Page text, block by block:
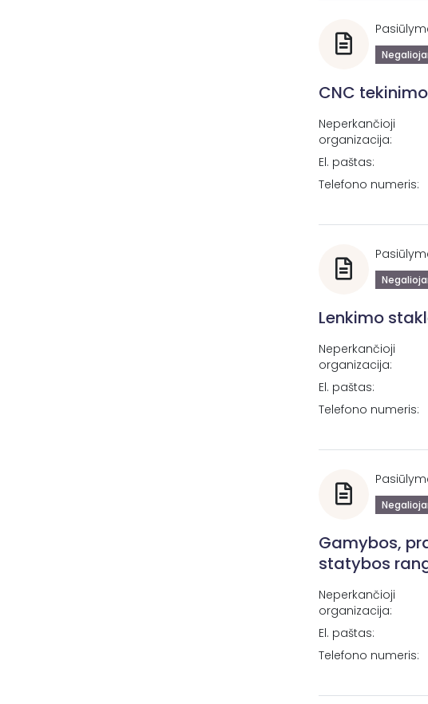
CNC
Neperkančioji
organizacija:
El. paštas:
Telefono numeris:
Lenkimo
Neperkančioji
organizacija:
El. paštas:
Telefono numeris:
Gamybos,
statybos
Neperkančioji
organizacija:
El. paštas:
Telefono numeris: